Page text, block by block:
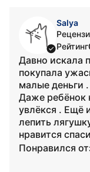
Salya
Рейтинг
Давно искала
покупала
малые деньги
Даже ребёнок
увлёкся . Ещё
лепить
нравится
Понравился